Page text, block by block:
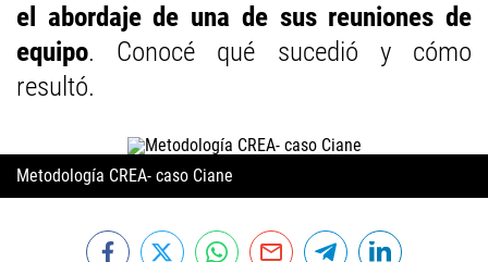
el abordaje de una de sus reuniones de
equipo. Conocé qué sucedió y cómo
resultó.
Metodología CREA- caso Ciane